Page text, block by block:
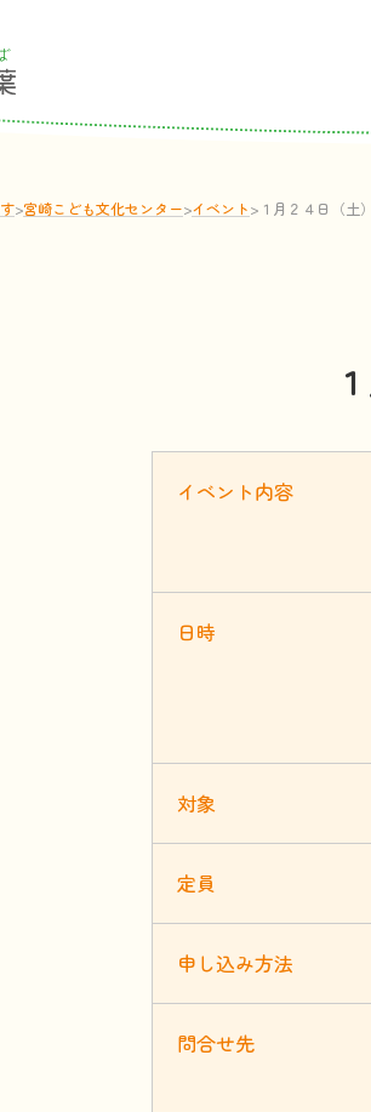
す>宮崎こども文化センター>イベント> １月２４日（土
イベント内容
日時
対象
定員
申 し込み方法
問合せ先